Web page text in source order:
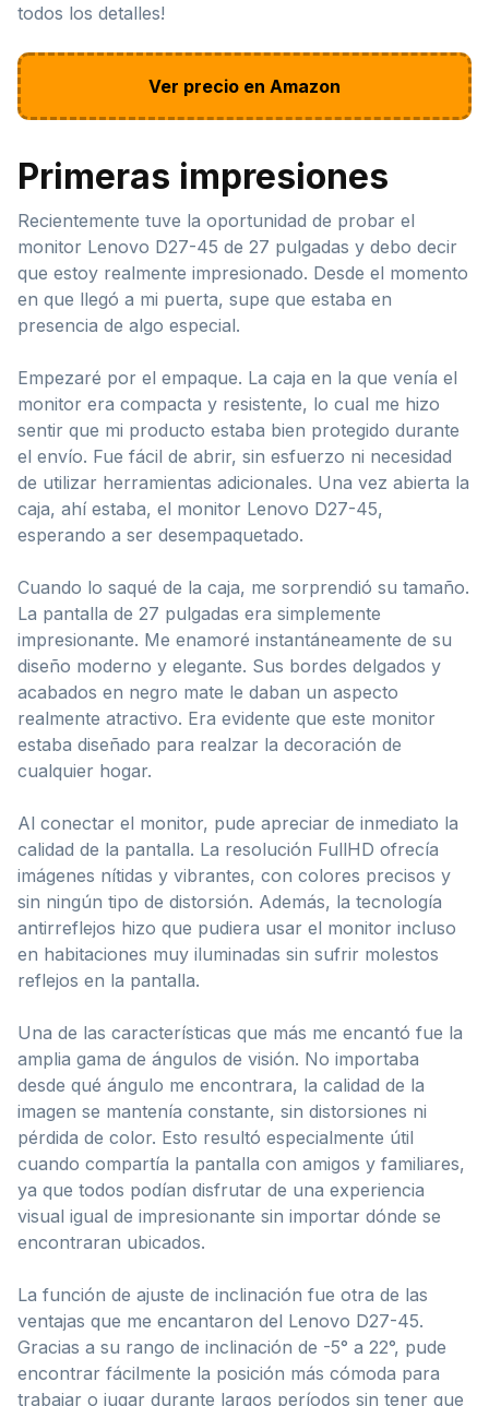
todos los detalles!
Ver precio en Amazon
Primeras impresiones
Recientemente tuve la oportunidad de probar el
monitor Lenovo D27-45 de 27 pulgadas y debo decir
que estoy realmente impresionado. Desde el momento
en que llegó a mi puerta, supe que estaba en
presencia de algo especial.
Empezaré por el empaque. La caja en la que venía el
monitor era compacta y resistente, lo cual me hizo
sentir que mi producto estaba bien protegido durante
el envío. Fue fácil de abrir, sin esfuerzo ni necesidad
de utilizar herramientas adicionales. Una vez abierta la
caja, ahí estaba, el monitor Lenovo D27-45,
esperando a ser desempaquetado.
Cuando lo saqué de la caja, me sorprendió su tamaño.
La pantalla de 27 pulgadas era simplemente
impresionante. Me enamoré instantáneamente de su
diseño moderno y elegante. Sus bordes delgados y
acabados en negro mate le daban un aspecto
realmente atractivo. Era evidente que este monitor
estaba diseñado para realzar la decoración de
cualquier hogar.
Al conectar el monitor, pude apreciar de inmediato la
calidad de la pantalla. La resolución FullHD ofrecía
imágenes nítidas y vibrantes, con colores precisos y
sin ningún tipo de distorsión. Además, la tecnología
antirreflejos hizo que pudiera usar el monitor incluso
en habitaciones muy iluminadas sin sufrir molestos
reflejos en la pantalla.
Una de las características que más me encantó fue la
amplia gama de ángulos de visión. No importaba
desde qué ángulo me encontrara, la calidad de la
imagen se mantenía constante, sin distorsiones ni
pérdida de color. Esto resultó especialmente útil
cuando compartía la pantalla con amigos y familiares,
ya que todos podían disfrutar de una experiencia
visual igual de impresionante sin importar dónde se
encontraran ubicados.
La función de ajuste de inclinación fue otra de las
ventajas que me encantaron del Lenovo D27-45.
Gracias a su rango de inclinación de -5° a 22°, pude
encontrar fácilmente la posición más cómoda para
trabajar o jugar durante largos períodos sin tener que